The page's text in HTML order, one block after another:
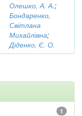
Олешко, А. А.;
Бондаренко,
Світлана
Михайлівна;
Діденко, Є. О.
1